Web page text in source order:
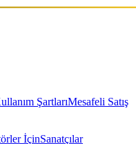
ŞartlarıMesafeli Satış
İçinSanatçılar